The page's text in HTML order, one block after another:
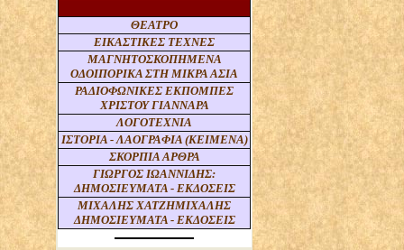
ΘΕΑΤΡΟ
ΕΙΚΑΣΤΙΚΕΣ ΤΕΧΝΕΣ
ΜΑΓΝΗΤΟΣΚΟΠΗΜΕΝΑ
ΟΔΟΙΠΟΡΙΚΑ ΣΤΗ ΜΙΚΡΑ ΑΣΙΑ
ΡΑΔΙΟΦΩΝΙΚΕΣ ΕΚΠΟΜΠΕΣ
ΧΡΙΣΤΟΥ ΓΙΑΝΝΑΡΑ
ΛΟΓΟΤΕΧΝΙΑ
ΙΣΤΟΡΙΑ - ΛΑΟΓΡΑΦΙΑ (ΚΕΙΜΕΝΑ)
ΣΚΟΡΠΙΑ ΑΡΘΡΑ
ΓΙΩΡΓΟΣ ΙΩΑΝΝΙΔΗΣ:
ΔΗΜΟΣΙΕΥΜΑΤΑ - ΕΚΔΟΣΕΙΣ
ΜΙΧΑΛΗΣ ΧΑΤΖΗΜΙΧΑΛΗΣ
ΔΗΜΟΣΙΕΥΜΑΤΑ - ΕΚΔΟΣΕΙΣ